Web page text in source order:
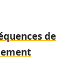
de